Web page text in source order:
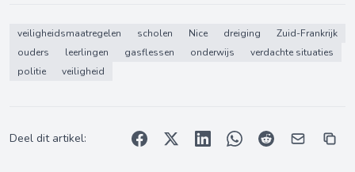
veiligheidsmaatregelen scholen Nice dreiging
Zuid-Frankrijk
ouders
leerlingen gasflessen onderwijs
verdachte situaties
politie
veiligheid
Deel dit artikel: